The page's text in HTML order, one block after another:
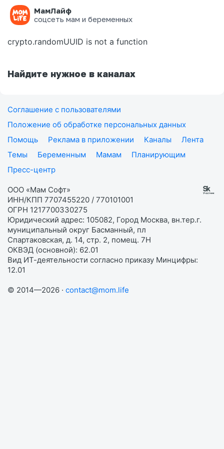
МамЛайф
соцсеть мам и беременных
Ошибка на странице
crypto.randomUUID is not a function
Найдите нужное в каналах
Соглашение с пользователями
Положение об обработке персональных данных
Помощь
Реклама в приложении Каналы
Лента
Темы
Беременным Мамам
Планирующим
Пресс-центр
ООО «Мам Софт»
ИНН/КПП 7707455220 / 770101001
ОГРН 1217700330275
Юридический адрес: 105082, Город Москва, вн.тер.г.
муниципальный округ Басманный, пл
Спартаковская, д. 14, стр. 2, помещ. 7Н
ОКВЭД (основной): 62.01
Вид ИТ-деятельности согласно приказу Минцифры:
12.01
© 2014—2026 · contact@mom.life